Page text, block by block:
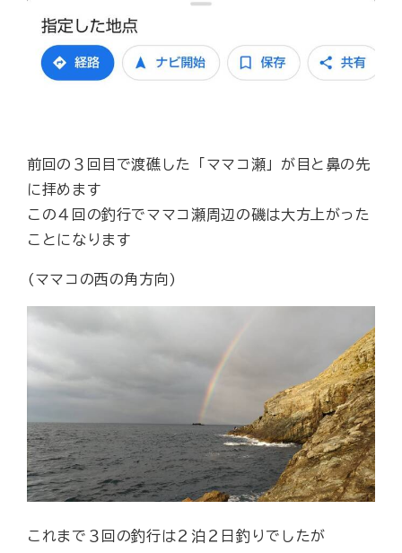
前回の３回目で渡礁した「ママコ瀬」が目と鼻の先
に拝めます
この４回の釣行でママコ瀬周辺の磯は大方上がった
ことになります
(ママコの西の角方向)
これまで３回の釣行は２泊２日釣りでしたが